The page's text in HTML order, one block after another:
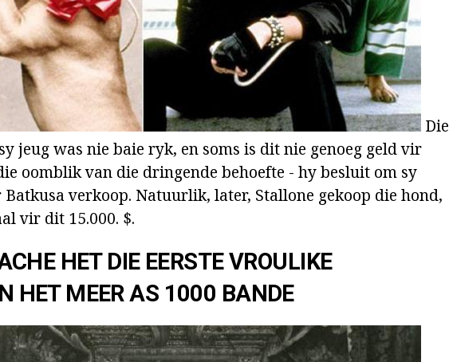
Die
jeug was nie baie ryk, en soms is dit nie genoeg geld vir
oomblik van die dringende behoefte - hy besluit om sy
verkoop. Natuurlik, later, Stallone gekoop die hond,
vir dit 15.000. $.
HET DIE EERSTE VROULIKE
HET MEER AS 1000 BANDE